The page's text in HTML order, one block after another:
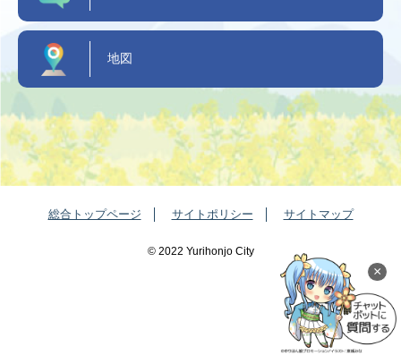
×
地図
総合トップページ サイトポリシー サイトマップ
©️ 2022 Yurihonjo City